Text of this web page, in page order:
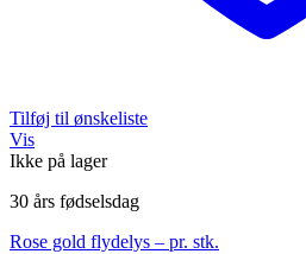
Tilføj til ønskeliste
Vis
Ikke på lager
30 års fødselsdag
Rose gold flydelys – pr. stk.